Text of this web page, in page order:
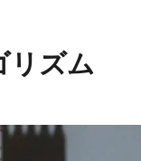
リズム